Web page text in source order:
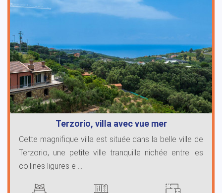
Terzorio, villa avec vue mer
Cette magnifique villa est située dans la belle ville de
Terzorio, une petite ville tranquille nichée entre les
collines ligures e ...